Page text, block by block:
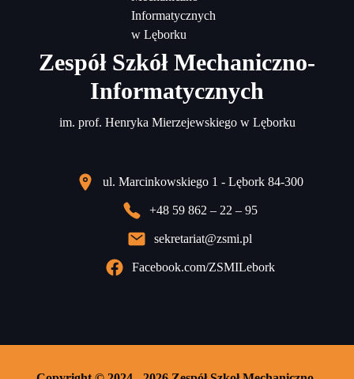
Zespół Szkół Mechaniczno-
Informatycznych
im. prof. Henryka Mierzejewskiego w Lęborku
ul. Marcinkowskiego 1 - Lębork 84-300
+48 59 862 – 22 – 95
sekretariat@zsmi.pl
Facebook.com/ZSMILebork